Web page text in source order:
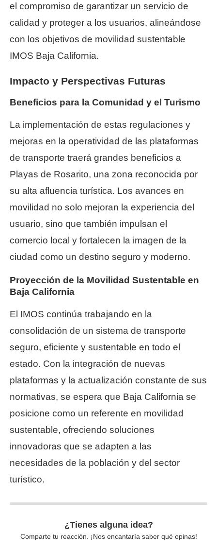
el compromiso de garantizar un servicio de
calidad y proteger a los usuarios, alineándose
con los objetivos de movilidad sustentable
IMOS Baja California.
Impacto y Perspectivas Futuras
Beneficios para la Comunidad y el Turismo
La implementación de estas regulaciones y
mejoras en la operatividad de las plataformas
de transporte traerá grandes beneficios a
Playas de Rosarito, una zona reconocida por
su alta afluencia turística. Los avances en
movilidad no solo mejoran la experiencia del
usuario, sino que también impulsan el
comercio local y fortalecen la imagen de la
ciudad como un destino seguro y moderno.
Proyección de la Movilidad Sustentable en
Baja California
El IMOS continúa trabajando en la
consolidación de un sistema de transporte
seguro, eficiente y sustentable en todo el
estado. Con la integración de nuevas
plataformas y la actualización constante de sus
normativas, se espera que Baja California se
posicione como un referente en movilidad
sustentable, ofreciendo soluciones
innovadoras que se adapten a las
necesidades de la población y del sector
turístico.
¿Tienes alguna idea?
Comparte tu reacción. ¡Nos encantaría saber qué opinas!